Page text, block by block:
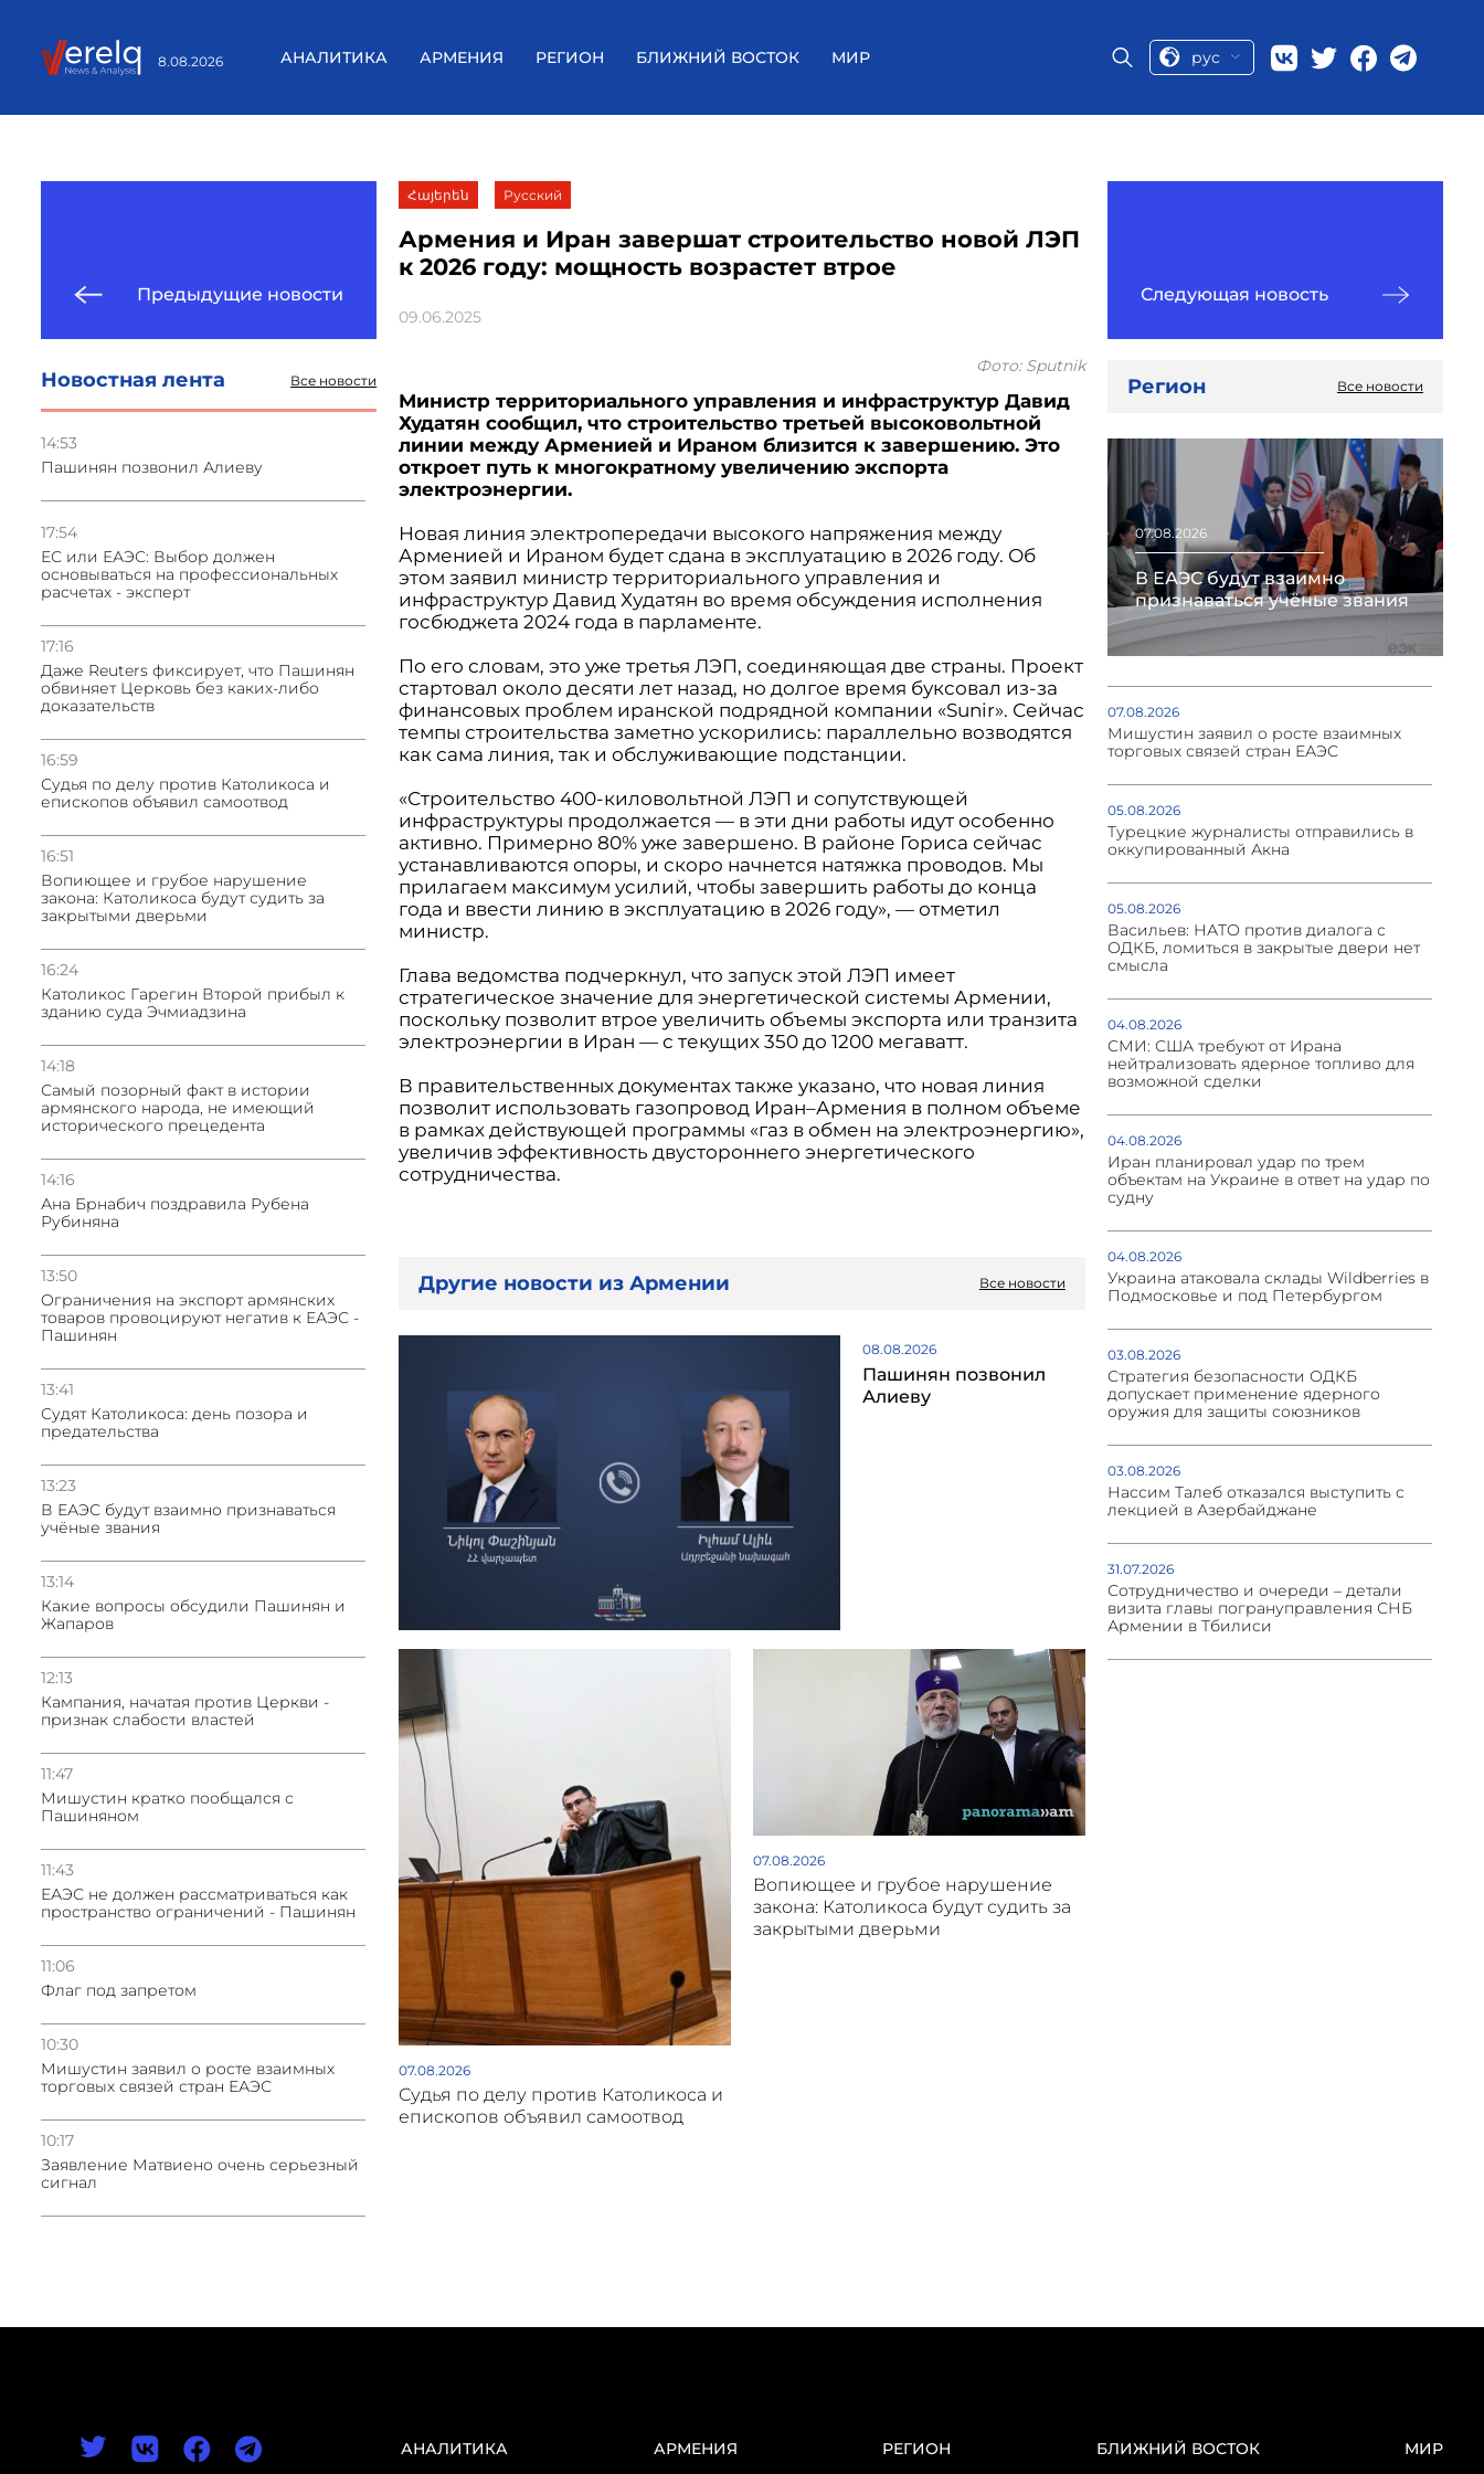
8.08.2026 АНАЛИТИКА АРМЕНИЯ РЕГИОН БЛИЖНИЙ ВОСТОК МИР рус
Предыдущие новости
Новостная лента Все новости
14:53
Пашинян позвонил Алиеву
17:54
ЕС или ЕАЭС: Выбор должен
основываться на профессиональных
расчетах - эксперт
17:16
Даже Reuters фиксирует, что Пашинян
обвиняет Церковь без каких-либо
доказательств
16:59
Судья по делу против Католикоса и
епископов объявил самоотвод
16:51
Вопиющее и грубое нарушение
закона: Католикоса будут судить за
закрытыми дверьми
16:24
Католикос Гарегин Второй прибыл к
зданию суда Эчмиадзина
14:18
Самый позорный факт в истории
армянского народа, не имеющий
исторического прецедента
14:16
Ана Брнабич поздравила Рубена
Рубиняна
13:50
Oграничения на экспорт армянских
товаров провоцируют негатив к ЕАЭС -
Пашинян
13:41
Судят Католикоса: день позора и
предательства
13:23
В ЕАЭС будут взаимно признаваться
учёные звания
13:14
Какие вопросы обсудили Пашинян и
Жапаров
12:13
Кампания, начатая против Церкви -
признак слабости властей
11:47
Мишустин кратко пообщался с
Пашиняном
11:43
ЕАЭС не должен рассматриваться как
пространство ограничений - Пашинян
11:06
Флаг под запретом
10:30
Мишустин заявил о росте взаимных
торговых связей стран ЕАЭС
10:17
Заявление Матвиено очень серьезный
сигнал
Հայերեն Русский
Армения и Иран завершат строительство новой ЛЭП
к 2026 году: мощность возрастет втрое
09.06.2025
Фото: Sputnik
Министр территориального управления и инфраструктур Давид
Худатян сообщил, что строительство третьей высоковольтной
линии между Арменией и Ираном близится к завершению. Это
откроет путь к многократному увеличению экспорта
электроэнергии.
Новая линия электропередачи высокого напряжения между
Арменией и Ираном будет сдана в эксплуатацию в 2026 году. Об
этом заявил министр территориального управления и
инфраструктур Давид Худатян во время обсуждения исполнения
госбюджета 2024 года в парламенте.
По его словам, это уже третья ЛЭП, соединяющая две страны. Проект
стартовал около десяти лет назад, но долгое время буксовал из-за
финансовых проблем иранской подрядной компании «Sunir». Сейчас
темпы строительства заметно ускорились: параллельно возводятся
как сама линия, так и обслуживающие подстанции.
«Строительство 400-киловольтной ЛЭП и сопутствующей
инфраструктуры продолжается — в эти дни работы идут особенно
активно. Примерно 80% уже завершено. В районе Гориса сейчас
устанавливаются опоры, и скоро начнется натяжка проводов. Мы
прилагаем максимум усилий, чтобы завершить работы до конца
года и ввести линию в эксплуатацию в 2026 году», — отметил
министр.
Глава ведомства подчеркнул, что запуск этой ЛЭП имеет
стратегическое значение для энергетической системы Армении,
поскольку позволит втрое увеличить объемы экспорта или транзита
электроэнергии в Иран — с текущих 350 до 1200 мегаватт.
В правительственных документах также указано, что новая линия
позволит использовать газопровод Иран–Армения в полном объеме
в рамках действующей программы «газ в обмен на электроэнергию»,
увеличив эффективность двустороннего энергетического
сотрудничества.
Другие новости из Армении Все новости
08.08.2026
Пашинян позвонил
Алиеву
07.08.2026
Судья по делу против Католикоса и
епископов объявил самоотвод
07.08.2026
Вопиющее и грубое нарушение
закона: Католикоса будут судить за
закрытыми дверьми
Следующая новость
Регион Все новости
07.08.2026
В ЕАЭС будут взаимно
признаваться учёные звания
07.08.2026
Мишустин заявил о росте взаимных
торговых связей стран ЕАЭС
05.08.2026
Турецкие журналисты отправились в
оккупированный Акна
05.08.2026
Васильев: НАТО против диалога с
ОДКБ, ломиться в закрытые двери нет
смысла
04.08.2026
СМИ: США требуют от Ирана
нейтрализовать ядерное топливо для
возможной сделки
04.08.2026
Иран планировал удар по трем
объектам на Украине в ответ на удар по
судну
04.08.2026
Украина атаковала склады Wildberries в
Подмосковье и под Петербургом
03.08.2026
Стратегия безопасности ОДКБ
допускает применение ядерного
оружия для защиты союзников
03.08.2026
Нассим Талеб отказался выступить с
лекцией в Азербайджане
31.07.2026
Сотрудничество и очереди – детали
визита главы погрануправления СНБ
Армении в Тбилиси
АНАЛИТИКА АРМЕНИЯ РЕГИОН БЛИЖНИЙ ВОСТОК МИР